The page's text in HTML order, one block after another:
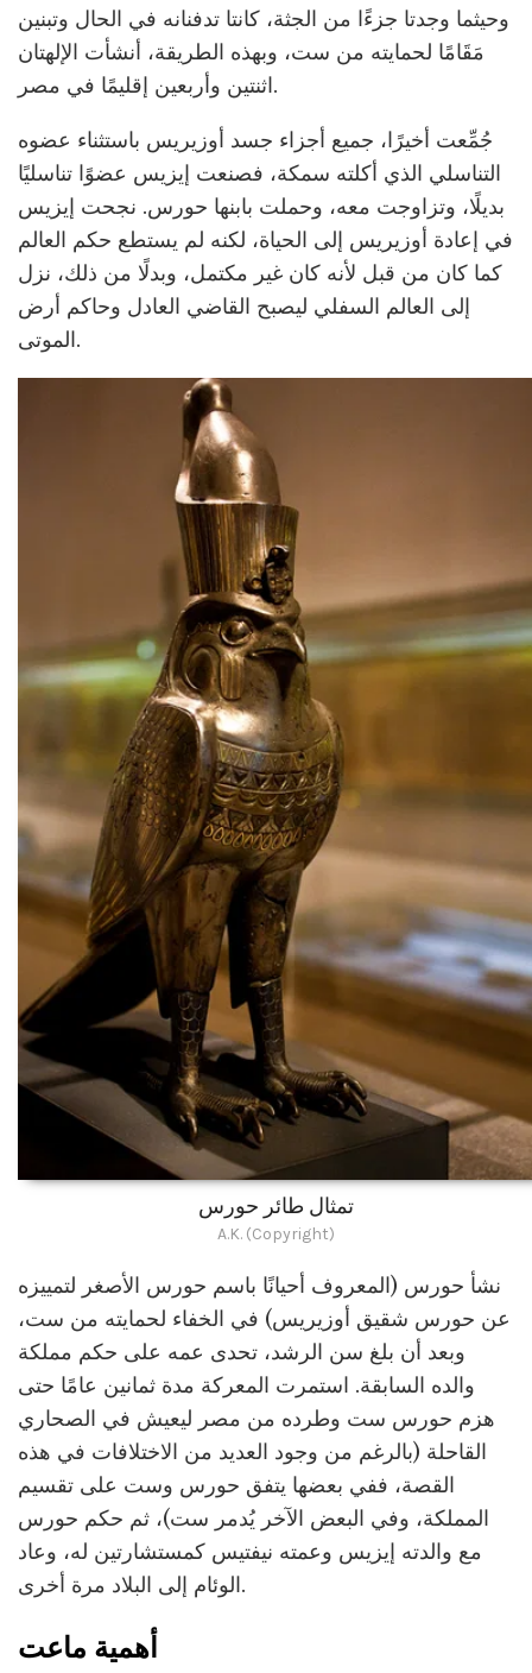
وحيثما وجدتا جزءًا من الجثة، كانتا تدفنانه في الحال وتبنين
مَقَامًا لحمايته من ست، وبهذه الطريقة، أنشأت الإلهتان
اثنتين وأربعين إقليمًا في مصر.
جُمِّعت أخيرًا، جميع أجزاء جسد أوزيريس باستثناء عضوه
التناسلي الذي أكلته سمكة، فصنعت إيزيس عضوًا تناسليًا
بديلًا، وتزاوجت معه، وحملت بابنها حورس. نجحت إيزيس
في إعادة أوزيريس إلى الحياة، لكنه لم يستطع حكم العالم
كما كان من قبل لأنه كان غير مكتمل، وبدلًا من ذلك، نزل
إلى العالم السفلي ليصبح القاضي العادل وحاكم أرض
الموتى.
تمثال طائر حورس
A.K. (Copyright)
نشأ حورس (المعروف أحيانًا باسم حورس الأصغر لتمييزه
عن حورس شقيق أوزيريس) في الخفاء لحمايته من ست،
وبعد أن بلغ سن الرشد، تحدى عمه على حكم مملكة
والده السابقة. استمرت المعركة مدة ثمانين عامًا حتى
هزم حورس ست وطرده من مصر ليعيش في الصحاري
القاحلة (بالرغم من وجود العديد من الاختلافات في هذه
القصة، ففي بعضها يتفق حورس وست على تقسيم
المملكة، وفي البعض الآخر يُدمر ست)، ثم حكم حورس
مع والدته إيزيس وعمته نيفتيس كمستشارتين له، وعاد
الوئام إلى البلاد مرة أخرى.
أهمية ماعت